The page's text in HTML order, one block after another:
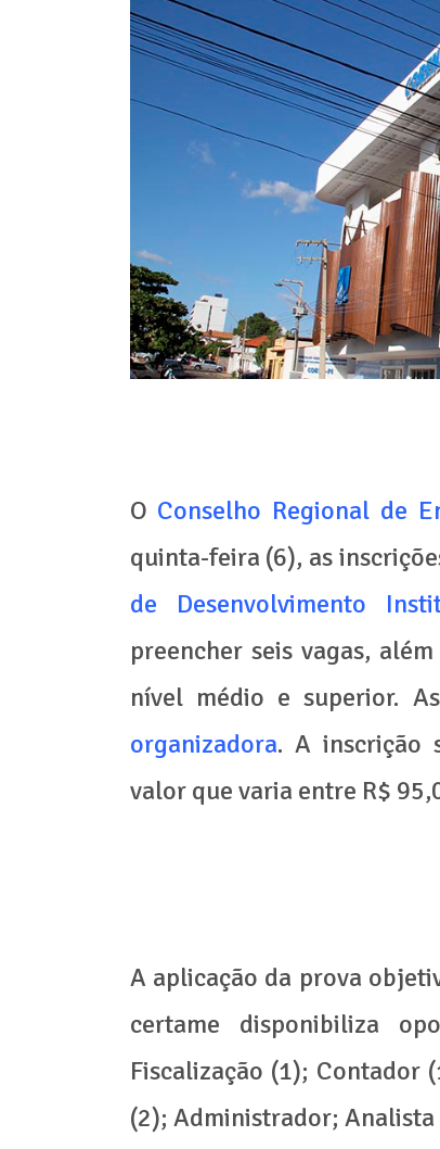
O Conselho Regional de
quinta-feira (6), as
de Desenvolvimento
preencher seis vagas,
nível médio e superior.
organizadora. A inscrição
valor que varia entre R$
A aplicação da prova
certame disponibiliza
Fiscalização (1); Contador
(2); Administrador; Analista